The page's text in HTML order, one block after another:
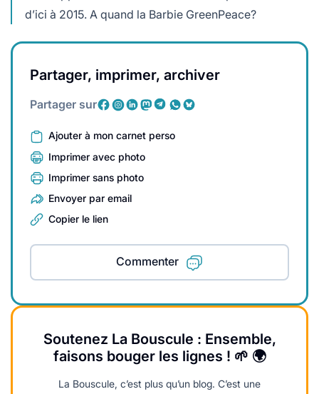
d’ici à 2015. A quand la Barbie GreenPeace?
Partager, imprimer, archiver
Partager sur
Ajouter à mon carnet perso
Imprimer avec photo
Imprimer sans photo
Envoyer par email
Copier le lien
Commenter
Soutenez La Bouscule : Ensemble,
faisons bouger les lignes ! 🌱 🌍
La Bouscule, c’est plus qu’un blog. C’est une